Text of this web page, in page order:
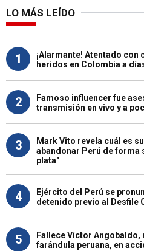
LO MÁS LEÍDO
1
¡Alarmante! Atentado con
heridos en Colombia a
2
Famoso influencer fue
transmisión en vivo y a
3
Mark Vito revela cuál es
abandonar Perú de forma
plata"
4
Ejército del Perú se
detenido previo al Desfile
5
Fallece Víctor
farándula peruana, en